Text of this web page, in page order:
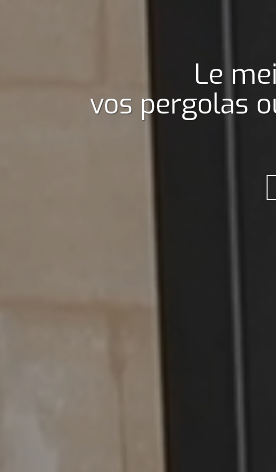
Le
vos pergolas